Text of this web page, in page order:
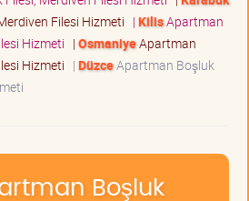
Filesi Hizmeti | KilisApartman
Hizmeti | OsmaniyeApartman
Hizmeti | DüzceApartman Boşluk
Boşluk